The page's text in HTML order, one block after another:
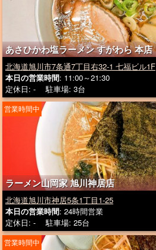
あさひかわ塩ラーメン すがわら 本店
北海道旭川市7条通7丁目右32-1 七福ビル1F
本日の営業時間: 11:00～21:30
定休日: - 駐車場: 3台
ラーメン山岡家 旭川神居店
営業時間中
北海道旭川市神居5条1丁目1-25
本日の営業時間: 24時間営業
定休日: - 駐車場: 25台
営業時間中